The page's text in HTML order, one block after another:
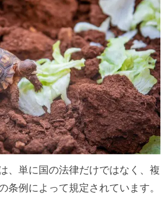
、単に国の法律だけではなく、複
条例によって規定されています。